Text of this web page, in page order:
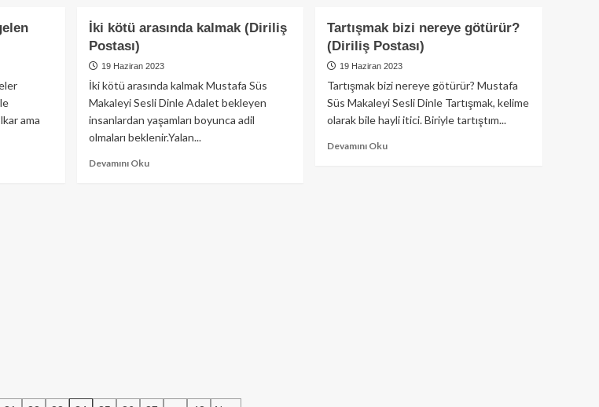
ama
İki kötü arasında kalmak (Diriliş
Postası)
19 Haziran 2023
İki kötü arasında kalmak Mustafa Süs
Makaleyi Sesli Dinle Adalet bekleyen
insanlardan yaşamları boyunca adil
olmaları beklenir.Yalan...
Devamını OkuRead
Tartışmak bizi nereye götürür?
(Diriliş Postası)
19 Haziran 2023
Tartışmak bizi nereye götürür? Mustafa
Süs Makaleyi Sesli Dinle Tartışmak, kelime
olarak bile hayli itici. Biriyle tartıştım...
Devamını OkuRead